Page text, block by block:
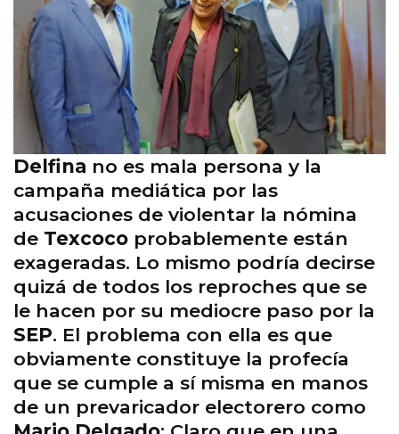
Delfina no es mala persona y la
campaña mediática por las
acusaciones de violentar la nómina
de Texcoco probablemente están
exageradas. Lo mismo podría decirse
quizá de todos los reproches que se
le hacen por su mediocre paso por la
SEP. El problema con ella es que
obviamente constituye la profecía
que se cumple a sí misma en manos
de un prevaricador electorero como